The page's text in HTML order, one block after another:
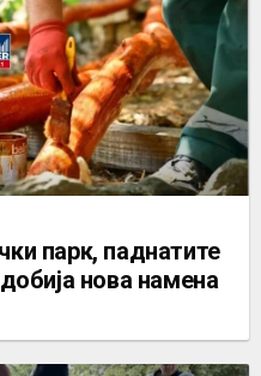
парк, паднатите
нова намена